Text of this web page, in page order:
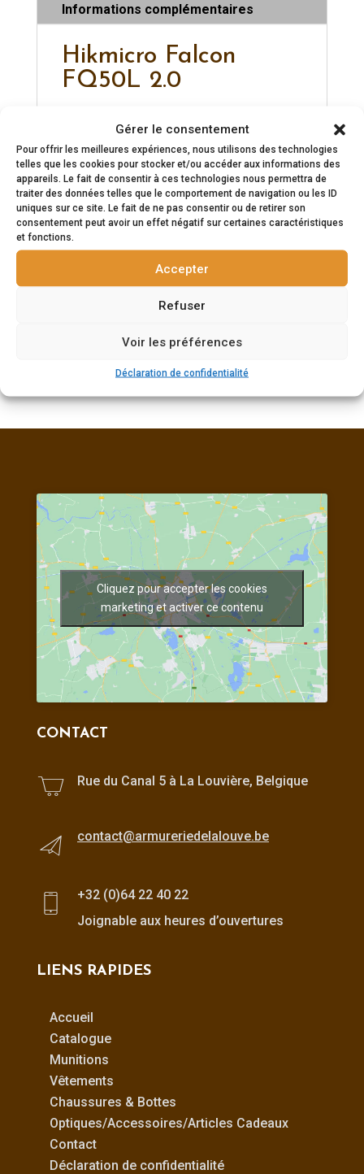
Gérer le consentement
Pour offrir les meilleures expériences, nous utilisons des technologies
telles que les cookies pour stocker et/ou accéder aux informations des
appareils. Le fait de consentir à ces technologies nous permettra de
traiter des données telles que le comportement de navigation ou les ID
uniques sur ce site. Le fait de ne pas consentir ou de retirer son
consentement peut avoir un effet négatif sur certaines caractéristiques
et fonctions.
Accepter
Refuser
Voir les préférences
Déclaration de confidentialité
Informations complémentaires
Hikmicro Falcon
FQ50L 2.0
avancé ave une conception de LRF dans
l'objectif et une forme cylindrique
traditionnelle de première qualité.
Équipé du détecteur 640, d'un objectif
50 mm/F0,9, le FQ50L 2.0 offre un
grossissement de base de 2,7x et le
télémètre laser de 1000m intégré dans
l'objectif, permettant aux chasseurs de
prendre la bonne décision à tout
Cliquez pour accepter les cookies
marketing et activer ce contenu
CONTACT
Rue du Canal 5 à La Louvière, Belgique
contact@armureriedelalouve.be
+32 (0)64 22 40 22
Joignable aux heures d’ouvertures
LIENS RAPIDES
Accueil
Catalogue
Munitions
Vêtements
Chaussures & Bottes
Optiques/Accessoires/Articles Cadeaux
Contact
Déclaration de confidentialité